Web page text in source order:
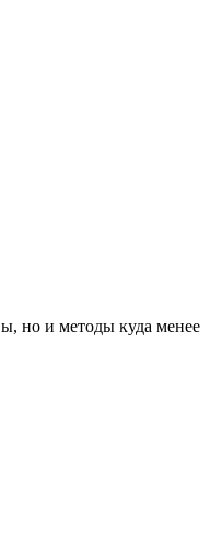
но и методы куда менее